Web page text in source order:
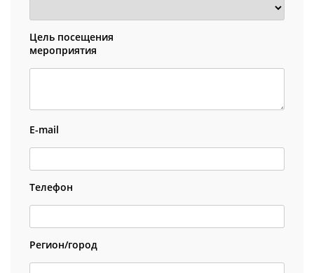
Цель посещения
мероприятия
E-mail
Телефон
Регион/город